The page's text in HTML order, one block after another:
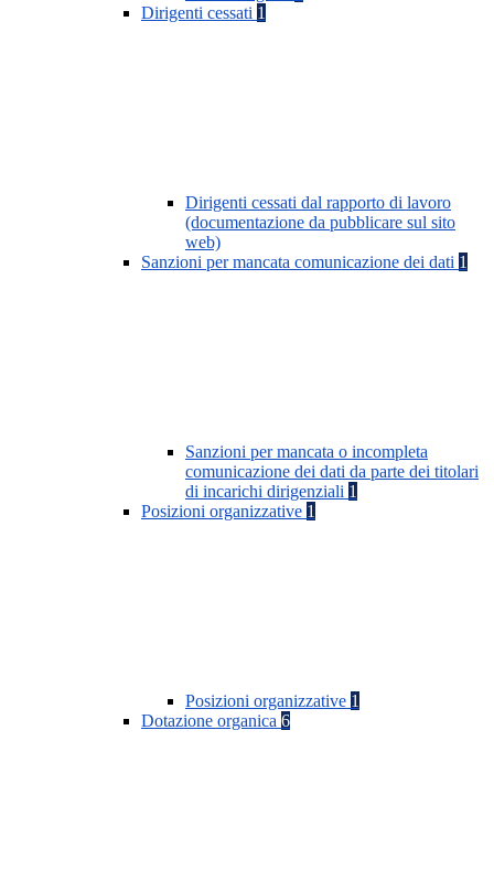
Dirigenti cessati 1
Dirigenti cessati dal rapporto di lavoro
(documentazione da pubblicare sul sito
web)
Sanzioni per mancata comunicazione dei dati 1
Sanzioni per mancata o incompleta
comunicazione dei dati da parte dei titolari
di incarichi dirigenziali 1
Posizioni organizzative 1
Posizioni organizzative 1
Dotazione organica 6